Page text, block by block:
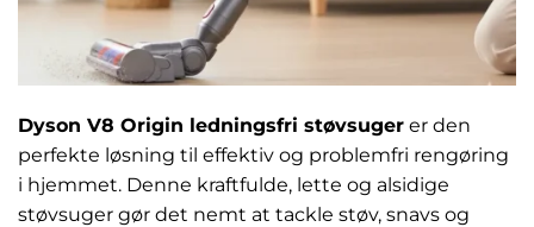
Dyson V8 Origin ledningsfri støvsuger er den
perfekte løsning til effektiv og problemfri rengøring
i hjemmet. Denne kraftfulde, lette og alsidige
støvsuger gør det nemt at tackle støv, snavs og